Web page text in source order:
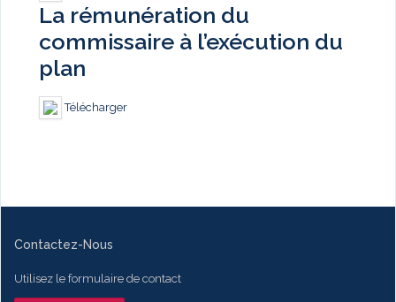
La rémunération du
commissaire à l’exécution du
plan
Télécharger
Contactez-Nous
Utilisez le formulaire de contact